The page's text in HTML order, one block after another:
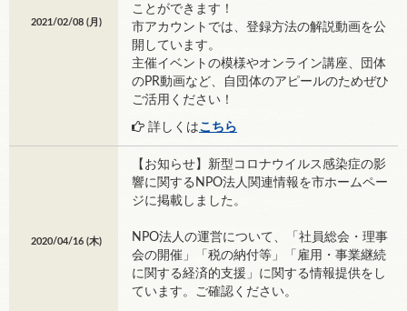
2021/02/08 (月 )
ことができます！
市アカウントでは、登録方法の解説動画を公
開しています。
主催イベントの模様やオンライン講座、団体
のPR動画など、自団体のアピールのためぜひ
ご活用ください！
詳しくはこちら
2020/04/16 (木)
【お知らせ】新型コロナウイルス感染症の影
響に関するNPO法人関連情報を市ホームペー
ジに掲載しました。
NPO法人の運営について、「社員総会・理事
会の開催」「税の納付等」「雇用・事業継続
に関する経済的支援」に関する情報提供をし
ています。ご確認ください。